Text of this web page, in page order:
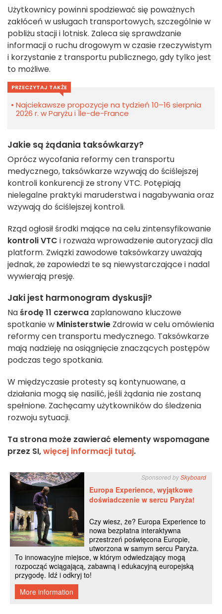
Użytkownicy powinni spodziewać się poważnych
zakłóceń w usługach transportowych, szczególnie w
pobliżu stacji i lotnisk. Zaleca się sprawdzanie
informacji o ruchu drogowym w czasie rzeczywistym
i korzystanie z transportu publicznego, gdy tylko jest
to możliwe.
PRZECZYTAJ TAKŻE
Najciekawsze propozycje na tydzień 10–16 sierpnia
2026 r. w Paryżu i Île-de-France
Jakie są żądania taksówkarzy?
Oprócz wycofania reformy cen transportu
medycznego, taksówkarze wzywają do ściślejszej
kontroli konkurencji ze strony VTC. Potępiają
nielegalne praktyki maruderstwa i nagabywania oraz
wzywają do ściślejszej kontroli.
Rząd ogłosił środki mające na celu zintensyfikowanie
kontroli VTC i rozważa wprowadzenie autoryzacji dla
platform. Związki zawodowe taksówkarzy uważają
jednak, że zapowiedzi te są niewystarczające i nadal
wywierają presję.
Jaki jest harmonogram dyskusji?
Naśrodę 11 czerwca zaplanowano kluczowe
spotkanie w Ministerstwie Zdrowia w celu omówienia
reformy cen transportu medycznego. Taksówkarze
mają nadzieję na osiągnięcie znaczących postępów
podczas tego spotkania.
W międzyczasie protesty są kontynuowane, a
działania mogą się nasilić, jeśli żądania nie zostaną
spełnione. Zachęcamy użytkowników do śledzenia
rozwoju sytuacji.
Ta strona może zawierać elementy wspomagane
przez SI,więcej informacji tutaj.